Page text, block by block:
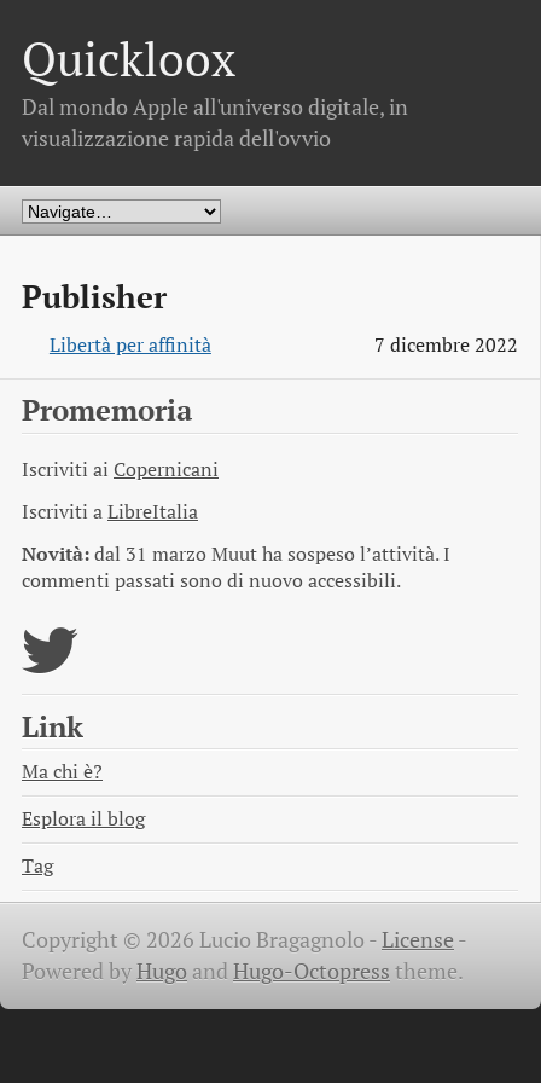
Quickloox
Dal mondo Apple all'universo digitale, in
visualizzazione rapida dell'ovvio
Publisher
Libertà per affinità 7 dicembre 2022
Promemoria
Iscriviti ai Copernicani
Iscriviti aLibreItalia
Novità:dal 31 marzo Muut ha sospeso l’attività. I
commenti passati sono di nuovo accessibili.
Link
Ma chi è?
Esplora il blog
Tag
Copyright © 2026 Lucio Bragagnolo -License -
Powered byHugo and Hugo-Octopress theme.